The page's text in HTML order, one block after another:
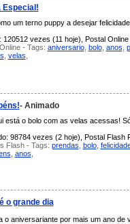
Especial!
um terno puppy a desejar
120512 vezes (11 hoje), Postal
- Tags: aniversario, bolo, anos
velas
- Animado
está o bolo com as velas acessas!
98784 vezes (2 hoje), Postal Flash
Flash - Tags: prendas bolo,
anos
o grande dia
o aniversariante por mais um ano de